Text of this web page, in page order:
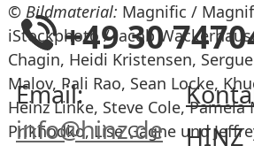
+49 30
Email:
info@hinz.de
HINZ
© Bildmaterial: Magnific /
iStockphoto / Jacob
Chagin, Heidi Kristensen,
Malov, Pali Rao, Sean Locke,
Heinz Linke, Steve Cole, Pamela
Prikhodko, Lise Gagne und